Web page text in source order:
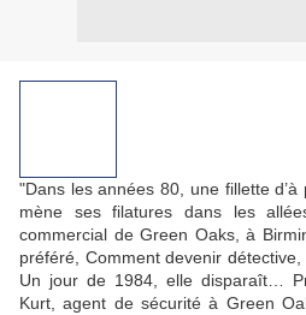
"Dans les années 80, une fillette
mène ses filatures dans les
commercial de Green Oaks, à
préféré, Comment devenir
Un jour de 1984, elle disparaît…
Kurt, agent de sécurité à Green